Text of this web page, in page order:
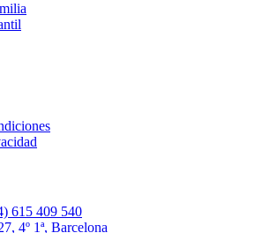
615 409 540
4º 1ª, Barcelona